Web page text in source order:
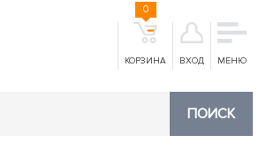
КОРЗИНА
0
ВХОД МЕНЮ
ПОИСК